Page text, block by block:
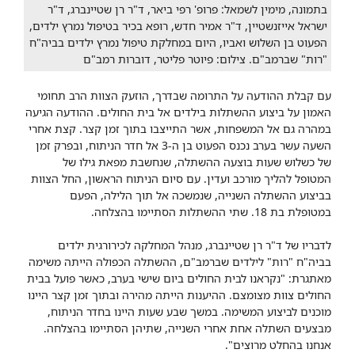
בתמונה, מימין לשמאל: פרופ' רפי ביאר, ד"ר רן שטיינברג, ד"ר
ישראל אייזנשטיין, ד"ר אמיר חדש, רופא בכיר בטיפול נמרץ ילדים,
הפעוט בן השלוש ואביו, היום במחלקת טיפול נמרץ ילדים בביה"ח
"רות" שברמב"ם. צילום: פיוטר פליטר, דוברות רמב"ם
עם קבלת ההודעה על התרומה שבדרך, הוזעק הצוות הרב תחומי
האמון על ביצוע ההשתלות בילדים אל בית החולים. ההודעה הגיעה
במהרה גם אל המשפחות, אשר התייצבו בתוך זמן קצר. קצת אחרי
השעה עשר בערב נכנס הפעוט בן ה-3 אל חדר הניתוח, ובפרק זמן
של כשלוש שעות בוצעה ההשתלה, שנחשבת מפאת גילו של
המטופל להליך מורכב ועדין. עם סיום הניתוח הראשון, החל הצוות
בביצוע ההשתלה השנייה, שנמשכה אל תוך הלילה, הפעם
במטופלת בת 18. שתי ההשתלות הסתיימו בהצלחה.
לדבריו של ד"ר רן שטיינברג, מנהל המחלקה לכירורגית ילדים
בביה"ח "רות" לילדים שברמב"ם, ההשתלה הכפולה הייתה משימה
מאתגרת: "נקראנו לבית החולים ביום שישי בערב, כאשר פועל בבית
החולים צוות מצומצם. ההיענות הייתה מהירה ובתוך זמן קצר היינו
מוכנים לביצוע המשימה. במשך שבע שעות היינו בחדר הניתוח,
מבצעים השתלה אחת אחרי השנייה, שתיהן הסתיימו בהצלחה.
אנחנו בהחלט מרוצים".